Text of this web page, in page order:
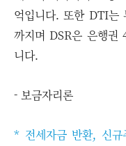
억입니다. 또한 DTI는
까지며 DSR은 은행권
니다.
- 보금자리론
* 전세자금 반환, 신규